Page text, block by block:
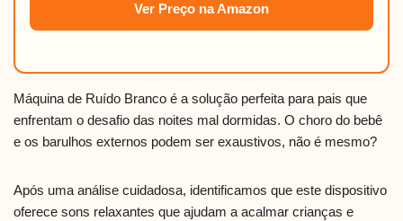
Ver Preço na Amazon
Máquina de Ruído Branco é a solução perfeita para pais que
enfrentam o desafio das noites mal dormidas. O choro do bebê
e os barulhos externos podem ser exaustivos, não é mesmo?
Após uma análise cuidadosa, identificamos que este dispositivo
oferece sons relaxantes que ajudam a acalmar crianças e